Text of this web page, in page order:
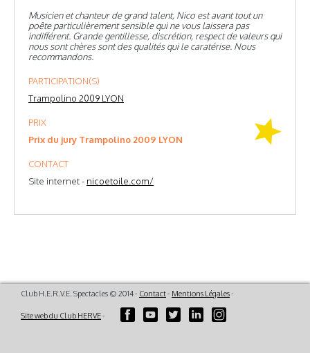
Musicien et chanteur de grand talent, Nico est avant tout un
poête particulièrement sensible qui ne vous laissera pas
indifférent. Grande gentillesse, discrétion, respect de valeurs qui
nous sont chères sont des qualités qui le caratérise. Nous
recommandons.
PARTICIPATION(S)
Trampolino 2009 LYON
PRIX
Prix du jury Trampolino 2009 LYON
CONTACT
Site internet - nicoetoile.com/
Club H.E.R.V.E. Spectacles © 2014 - Contact- Mentions Légales-
Site web du Club HERVE-